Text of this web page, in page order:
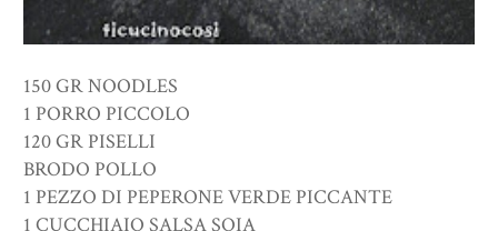
150 GR NOODLES
1 PORRO PICCOLO
120 GR PISELLI
BRODO POLLO
1 PEZZO DI PEPERONE VERDE PICCANTE
1 CUCCHIAIO SALSA SOIA